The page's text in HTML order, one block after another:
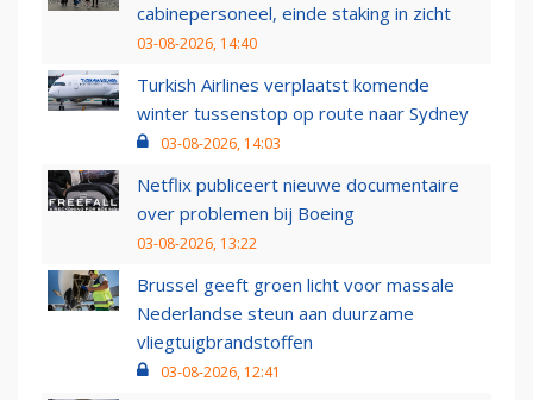
cabinepersoneel, einde staking in zicht
03-08-2026, 14:40
Turkish Airlines verplaatst komende
winter tussenstop op route naar Sydney
03-08-2026, 14:03
Netflix publiceert nieuwe documentaire
over problemen bij Boeing
03-08-2026, 13:22
Brussel geeft groen licht voor massale
Nederlandse steun aan duurzame
vliegtuigbrandstoffen
03-08-2026, 12:41